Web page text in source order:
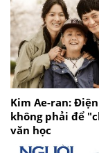
Kim Ae-ran:
không phải để
văn học